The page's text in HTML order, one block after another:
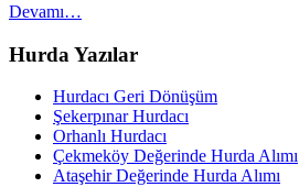
Devamı…
Hurda Yazılar
Hurdacı Geri Dönüşüm
Şekerpınar Hurdacı
Orhanlı Hurdacı
Çekmeköy Değerinde Hurda Alımı
Ataşehir Değerinde Hurda Alımı